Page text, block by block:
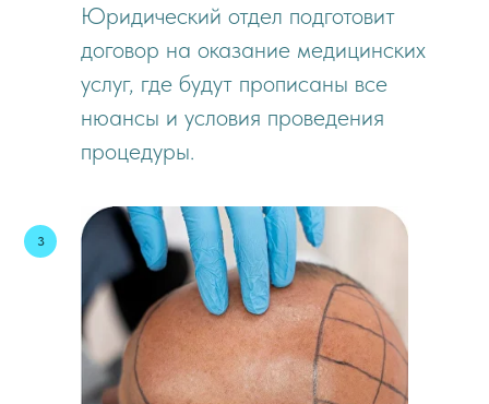
Юридический отдел подготовит
договор на оказание медицинских
услуг, где будут прописаны все
нюансы и условия проведения
процедуры.